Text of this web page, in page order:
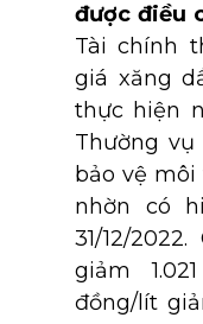
được điều
Tài chính
giá xăng
thực hiện
Thường
bảo vệ
nhờn có
31/12/
giảm
đồng/lít